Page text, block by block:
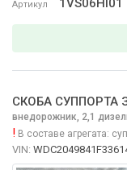
Артикул 1VS06HI01
СКОБА СУППОРТА
внедорожник, 2,1
! В составе агрегата:
VIN: